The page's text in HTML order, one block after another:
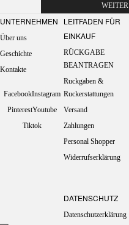
UNTERNEHMEN
Über uns
Geschichte
Kontakte
FacebookInstagram
PinterestYoutube
Tiktok
LEITFADEN FÜR
EINKAUF
RÜCKGABE
BEANTRAGEN
Ruckgaben &
Ruckerstattungen
Versand
Zahlungen
Personal Shopper
Widerrufserklärung
DATENSCHUTZ
Datenschutzerklärung